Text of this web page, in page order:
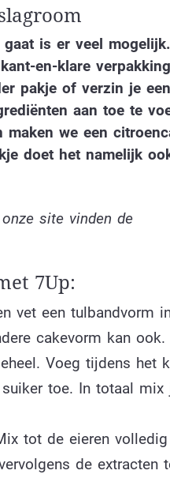
is er veel
en-klare
pakje of verzin je een
aan toe te
we een
doet het namelijk
site vinden de
7Up:
vet een tulbandvorm
cakevorm kan ook.
Voeg tijdens het
toe. In totaal mix
tot de eieren volledig
de extracten